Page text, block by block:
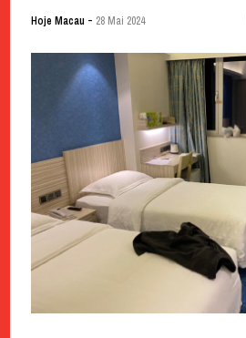
Hoje Macau - 28 Mai 2024